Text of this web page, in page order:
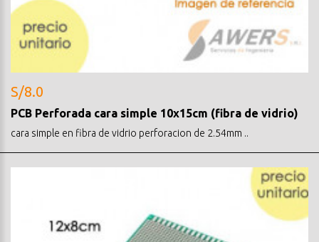
S/8.0
PCB Perforada cara simple 10x15cm (fibra de vidrio)
cara simple en fibra de vidrio perforacion de 2.54mm ..